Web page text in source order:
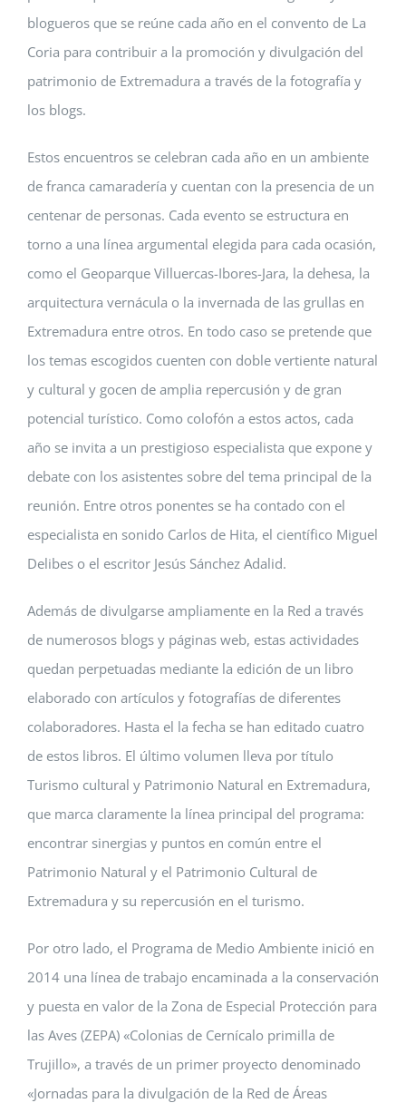
blogueros que se reúne cada año en el convento de La
Coria para contribuir a la promoción y divulgación del
patrimonio de Extremadura a través de la fotografía y
los blogs.
Estos encuentros se celebran cada año en un ambiente
de franca camaradería y cuentan con la presencia de un
centenar de personas. Cada evento se estructura en
torno a una línea argumental elegida para cada ocasión,
como el Geoparque Villuercas-Ibores-Jara, la dehesa, la
arquitectura vernácula o la invernada de las grullas en
Extremadura entre otros. En todo caso se pretende que
los temas escogidos cuenten con doble vertiente natural
y cultural y gocen de amplia repercusión y de gran
potencial turístico. Como colofón a estos actos, cada
año se invita a un prestigioso especialista que expone y
debate con los asistentes sobre del tema principal de la
reunión. Entre otros ponentes se ha contado con el
especialista en sonido Carlos de Hita, el científico Miguel
Delibes o el escritor Jesús Sánchez Adalid.
Además de divulgarse ampliamente en la Red a través
de numerosos blogs y páginas web, estas actividades
quedan perpetuadas mediante la edición de un libro
elaborado con artículos y fotografías de diferentes
colaboradores. Hasta el la fecha se han editado cuatro
de estos libros. El último volumen lleva por título
Turismo cultural y Patrimonio Natural en Extremadura,
que marca claramente la línea principal del programa:
encontrar sinergias y puntos en común entre el
Patrimonio Natural y el Patrimonio Cultural de
Extremadura y su repercusión en el turismo.
Por otro lado, el Programa de Medio Ambiente inició en
2014 una línea de trabajo encaminada a la conservación
y puesta en valor de la Zona de Especial Protección para
las Aves (ZEPA) «Colonias de Cernícalo primilla de
Trujillo», a través de un primer proyecto denominado
«Jornadas para la divulgación de la Red de Áreas